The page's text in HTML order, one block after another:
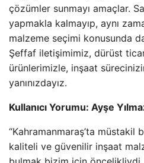
çözümler sunmayı amaçlar.
yapmakla kalmayıp, aynı
malzeme seçimi konusunda
Şeffaf iletişimimiz, dürüst
ürünlerimizle, inşaat
yanınızdayız.
Kullanıcı Yorumu: Ayşe
“Kahramanmaraş’ta müstakil
kaliteli ve güvenilir inşaat